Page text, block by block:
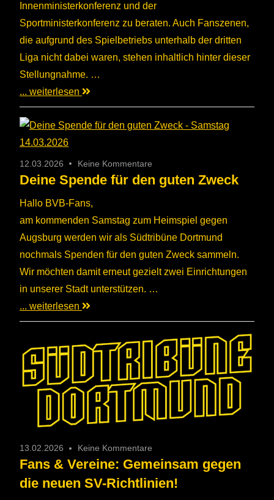
Innenministerkonferenz und der
Sportministerkonferenz zu beraten. Auch Fanszenen,
die aufgrund des Spielbetriebs unterhalb der dritten
Liga nicht dabei waren, stehen inhaltlich hinter dieser
Stellungnahme. …
... weiterlesen
12.03.2026 Keine Kommentare
Deine Spende für den guten Zweck
Hallo BVB-Fans,
am kommenden Samstag zum Heimspiel gegen
Augsburg werden wir als Südtribüne Dortmund
nochmals Spenden für den guten Zweck sammeln.
Wir möchten damit erneut gezielt zwei Einrichtungen
in unserer Stadt unterstützen. …
... weiterlesen
13.02.2026 Keine Kommentare
Fans & Vereine: Gemeinsam gegen
die neuen SV-Richtlinien!